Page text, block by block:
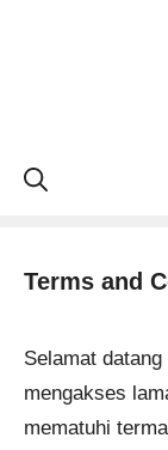
Terms and
Selamat
mengakses
mematuhi